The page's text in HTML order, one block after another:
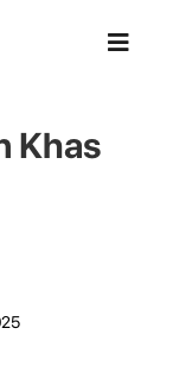

Khas